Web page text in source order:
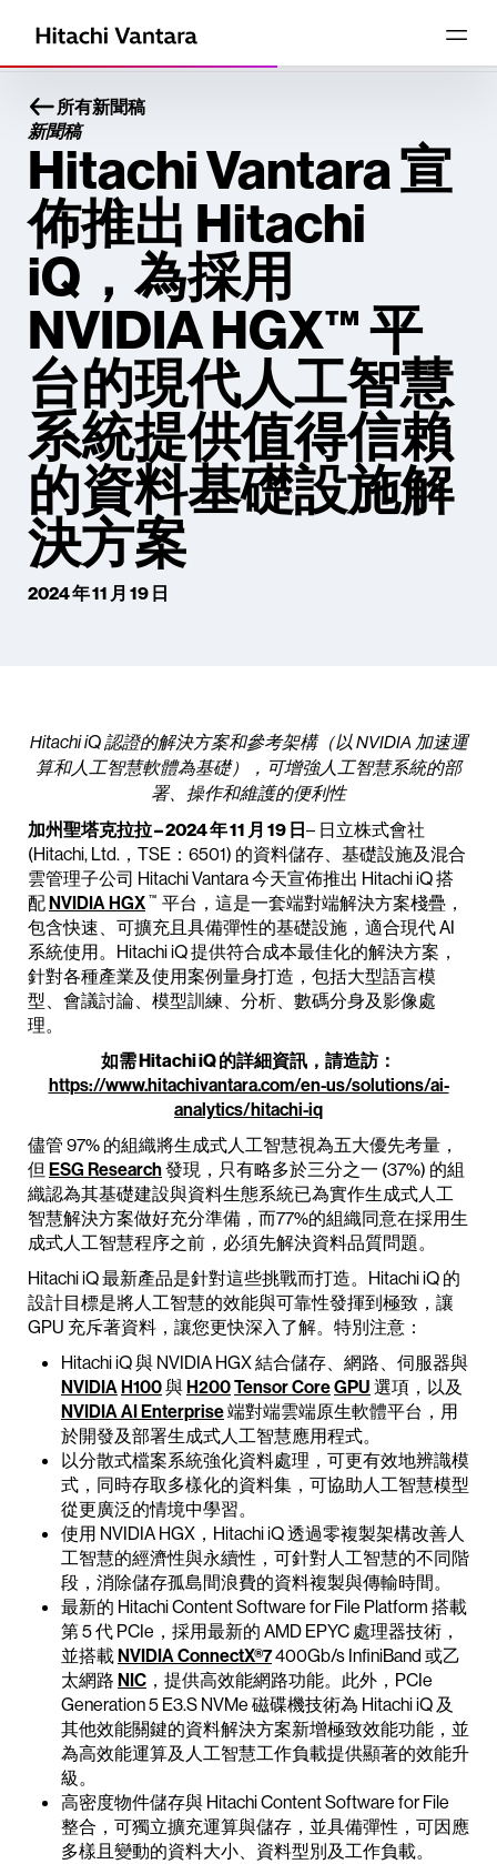
所有新聞稿
新聞稿
Hitachi Vantara 宣
佈推出 Hitachi
iQ，為採用
NVIDIA HGX™ 平
台的現代人工智慧
系統提供值得信賴
的資料基礎設施解
決方案
2024 年 11 月 19 日
Hitachi iQ 認證的解決方案和參考架構（以 NVIDIA 加速運
算和人工智慧軟體為基礎），可增強人工智慧系統的部
署、操作和維護的便利性
加州聖塔克拉拉 – 2024 年 11 月 19 日– 日立株式會社
(Hitachi, Ltd.，TSE：6501) 的資料儲存、基礎設施及混合
雲管理子公司 Hitachi Vantara 今天宣佈推出 Hitachi iQ 搭
配NVIDIA HGX ™ 平台，這是一套端對端解決方案棧疊，
包含快速、可擴充且具備彈性的基礎設施，適合現代 AI
系統使用。Hitachi iQ 提供符合成本最佳化的解決方案，
針對各種產業及使用案例量身打造，包括大型語言模
型、會議討論、模型訓練、分析、數碼分身及影像處
理。
如需 Hitachi iQ 的詳細資訊，請造訪：
https://www.hitachivantara.com/en-us/solutions/ai-
analytics/hitachi-iq
儘管 97% 的組織將生成式人工智慧視為五大優先考量，
但 ESG Research發現，只有略多於三分之一 (37%) 的組
織認為其基礎建設與資料生態系統已為實作生成式人工
智慧解決方案做好充分準備，而77%的組織同意在採用生
成式人工智慧程序之前，必須先解決資料品質問題。
Hitachi iQ 最新產品是針對這些挑戰而打造。Hitachi iQ 的
設計目標是將人工智慧的效能與可靠性發揮到極致，讓
GPU 充斥著資料，讓您更快深入了解。特別注意：
Hitachi iQ 與 NVIDIA HGX 結合儲存、網路、伺服器與
NVIDIAH100與H200Tensor CoreGPU 選項，以及
NVIDIA AI Enterprise端對端雲端原生軟體平台，用
於開發及部署生成式人工智慧應用程式。
以分散式檔案系統強化資料處理，可更有效地辨識模
式，同時存取多樣化的資料集，可協助人工智慧模型
從更廣泛的情境中學習。
使用 NVIDIA HGX，Hitachi iQ 透過零複製架構改善人
工智慧的經濟性與永續性，可針對人工智慧的不同階
段，消除儲存孤島間浪費的資料複製與傳輸時間。
最新的 Hitachi Content Software for File Platform 搭載
第 5 代 PCIe，採用最新的 AMD EPYC 處理器技術，
並搭載NVIDIA ConnectX®7400Gb/s InfiniBand 或乙
太網路 NIC ，提供高效能網路功能。此外，PCIe
Generation 5 E3.S NVMe 磁碟機技術為 Hitachi iQ 及
其他效能關鍵的資料解決方案新增極致效能功能，並
為高效能運算及人工智慧工作負載提供顯著的效能升
級。
高密度物件儲存與 Hitachi Content Software for File
整合，可獨立擴充運算與儲存，並具備彈性，可因應
多樣且變動的資料大小、資料型別及工作負載。